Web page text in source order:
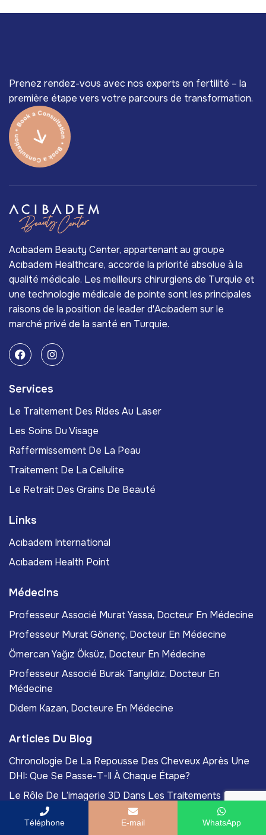
Prenez rendez-vous avec nos experts en fertilité – la
première étape vers votre parcours de transformation.
Acıbadem Beauty Center, appartenant au groupe
Acıbadem Healthcare, accorde la priorité absolue à la
qualité médicale. Les meilleurs chirurgiens de Turquie et
une technologie médicale de pointe sont les principales
raisons de la position de leader d'Acıbadem sur le
marché privé de la santé en Turquie.
Services
Le Traitement Des Rides Au Laser
Les Soins Du Visage
Raffermissement De La Peau
Traitement De La Cellulite
Le Retrait Des Grains De Beauté
Links
Acıbadem International
Acıbadem Health Point
Médecins
Professeur Associé Murat Yassa, Docteur En Médecine
Professeur Murat Gönenç, Docteur En Médecine
Ömercan Yağız Öksüz, Docteur En Médecine
Professeur Associé Burak Tanyıldız, Docteur En
Médecine
Didem Kazan, Docteure En Médecine
Articles Du Blog
Chronologie De La Repousse Des Cheveux Après Une
DHI: Que Se Passe-T-Il À Chaque Étape?
Le Rôle De L’imagerie 3D Dans Les Traitements
Dentaires Modernes
Comment La Thérapie PRP Favorise La Restauration
Téléphone E-mail WhatsApp